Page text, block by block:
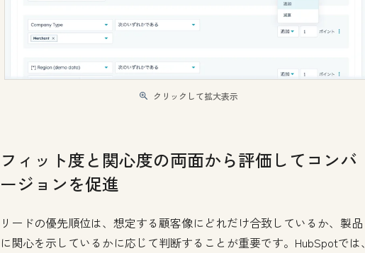
クリックして拡大表示
フィット度と関心度の両面から評価してコンバ
ージョンを促進
リードの優先順位は、想定する顧客像にどれだけ合致しているか、製品
に関心を示しているかに応じて判断することが重要です。HubSpotでは、